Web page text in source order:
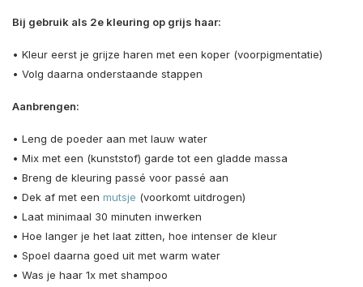
Bij gebruik als 2e kleuring op grijs haar:
• Kleur eerst je grijze haren met een koper (voorpigmentatie)
• Volg daarna onderstaande stappen
Aanbrengen:
• Leng de poeder aan met lauw water
• Mix met een (kunststof) garde tot een gladde massa
• Breng de kleuring passé voor passé aan
• Dek af met een mutsje (voorkomt uitdrogen)
• Laat minimaal 30 minuten inwerken
• Hoe langer je het laat zitten, hoe intenser de kleur
• Spoel daarna goed uit met warm water
• Was je haar 1x met shampoo